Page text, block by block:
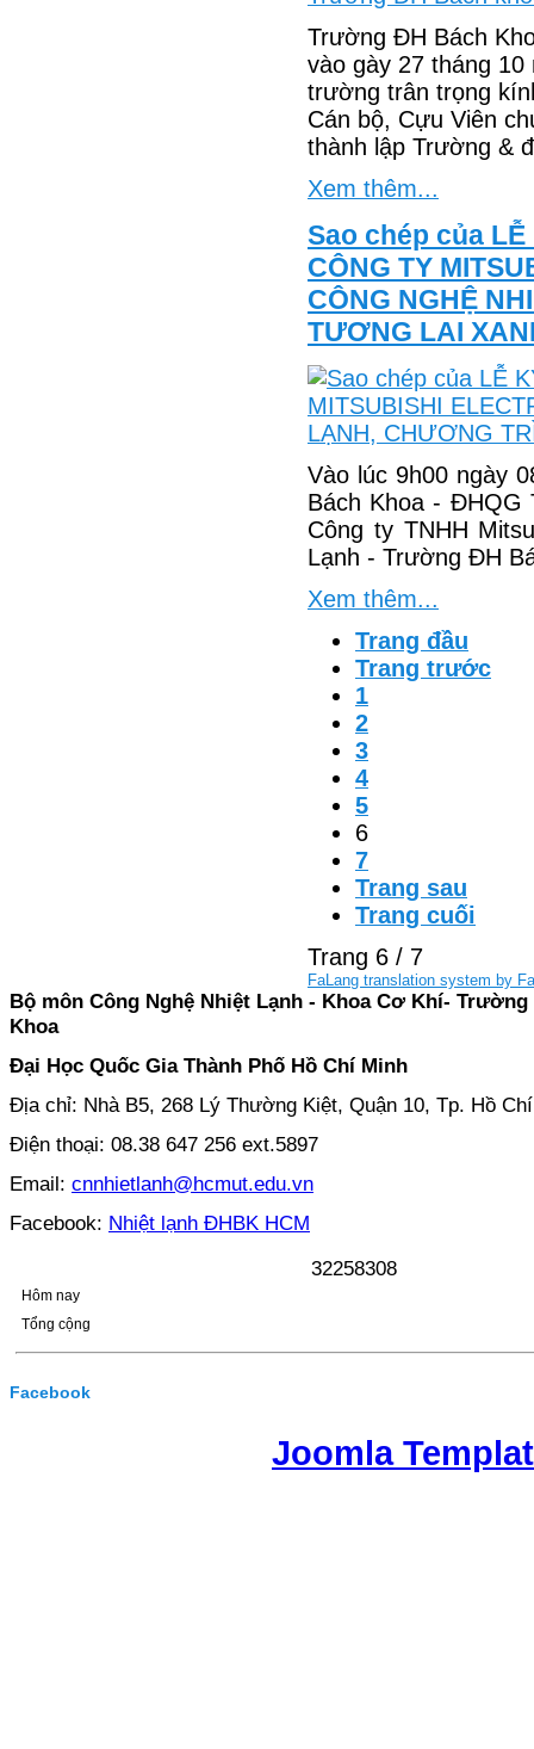
Trường ĐH Bách
vào gày 27 tháng 10
trường trân trọng
Cán bộ, Cựu Viên
thành lập Trường &
Xem thêm...
Sao chép của LỄ
CÔNG TY
CÔNG NGHỆ
TƯƠNG LAI
Vào lúc 9h00 ngày
Bách Khoa - ĐHQG
Công ty TNHH
Lạnh - Trường ĐH
Xem thêm...
Trang đầu
Trang trước
1
2
3
4
5
6
7
Trang sau
Trang cuối
Trang 6 / 7
FaLang translation system by
Bộ môn Công Nghệ Nhiệt Lạnh - Khoa Cơ Khí-
Khoa
Đại Học Quốc Gia Thành Phố Hồ Chí Minh
Địa chỉ: Nhà B5, 268 Lý Thường Kiệt, Quận 10, Tp. Hồ
Điện thoại: 08.38 647 256 ext.5897
Email: cnnhietlanh@hcmut.edu.vn
Facebook: Nhiệt lạnh ĐHBK HCM
32258308
Hôm nay
Tổng cộng
Facebook
Joomla